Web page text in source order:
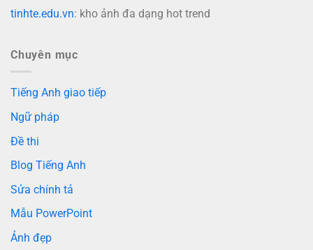
tinhte.edu.vn: kho ảnh đa dạng hot trend
Chuyên mục
Tiếng Anh giao tiếp
Ngữ pháp
Đề thi
Blog Tiếng Anh
Sửa chính tả
Mẫu PowerPoint
Ảnh đẹp